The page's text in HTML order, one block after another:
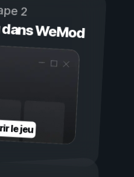
2
WeMod
le jeu